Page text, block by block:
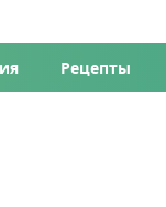
Рецепты